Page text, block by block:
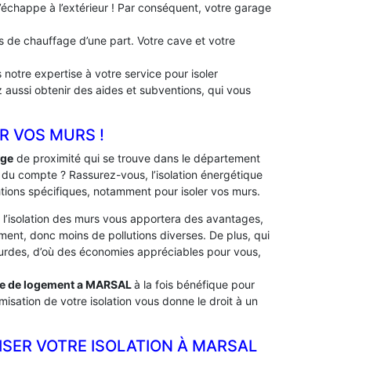
à l’extérieur ! Par conséquent, votre garage
de chauffage d’une part. Votre cave et votre
notre expertise à votre service pour isoler
aussi obtenir des aides et subventions, qui vous
VOS MURS !
de proximité qui se trouve dans le département
compte ? Rassurez-vous, l’isolation énergétique
spécifiques, notamment pour isoler vos murs.
des murs vous apportera des avantages,
donc moins de pollutions diverses. De plus, qui
d’où des économies appréciables pour vous,
de logement aMARSALà la fois bénéfique pour
de votre isolation vous donne le droit à un
VOTRE ISOLATION À ‎MARSAL